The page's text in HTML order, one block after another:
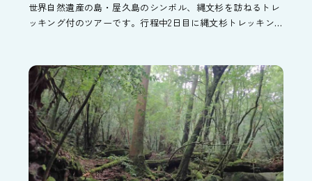
世界自然遺産の島・屋久島のシンボル、縄文杉を訪ねるトレ
ッキング付のツアーです。行程中2日目に縄文杉トレッキン